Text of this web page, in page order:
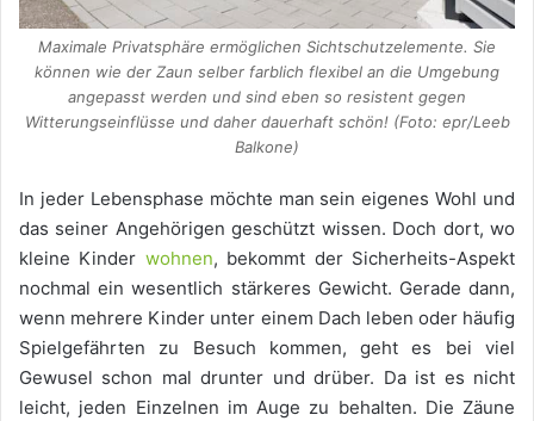
Maximale Privatsphäre ermöglichen Sichtschutzelemente. Sie
können wie der Zaun selber farblich flexibel an die Umgebung
angepasst werden und sind eben so resistent gegen
Witterungseinflüsse und daher dauerhaft schön! (Foto: epr/Leeb
Balkone)
In jeder Lebensphase möchte man sein eigenes Wohl und
das seiner Angehörigen geschützt wissen. Doch dort, wo
kleine Kinder wohnen, bekommt der Sicherheits-Aspekt
nochmal ein wesentlich stärkeres Gewicht. Gerade dann,
wenn mehrere Kinder unter einem Dach leben oder häufig
Spielgefährten zu Besuch kommen, geht es bei viel
Gewusel schon mal drunter und drüber. Da ist es nicht
leicht, jeden Einzelnen im Auge zu behalten. Die Zäune